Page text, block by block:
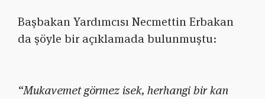
Başbakan Yardımcısı Necmettin Erbakan
da şöyle bir açıklamada bulunmuştu:
“Mukavemet görmez isek, herhangi bir kan